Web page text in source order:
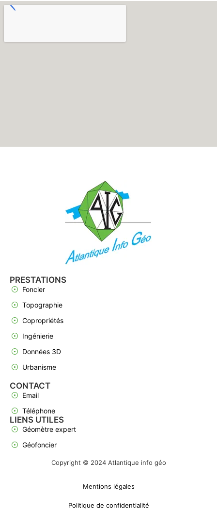
PRESTATIONS
Foncier
Topographie
Copropriétés
Ingénierie
Données 3D
Urbanisme
CONTACT
Email
Téléphone
LIENS UTILES
Géomètre expert
Géofoncier
Copyright © 2024 Atlantique info géo
Mentions légales
Politique de confidentialité